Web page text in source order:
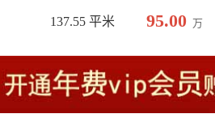
137.55 平米 95.00 万